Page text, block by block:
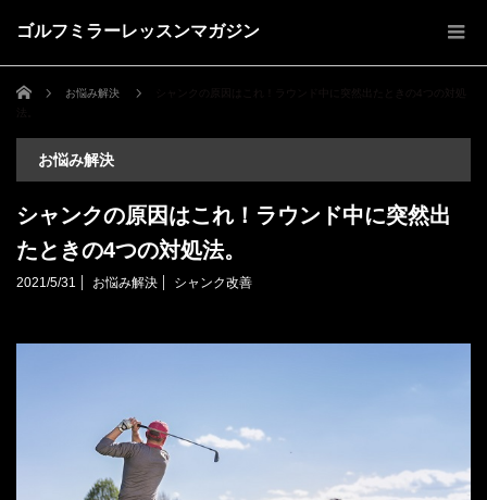
ゴルフミラーレッスンマガジン
ホーム お悩み解決
シャンクの原因はこれ！ラウンド中に突然出たときの4つの対処
お悩み解決
シャンクの原因はこれ！ラウンド中に突然出
たときの4つの対処法。
2021/5/31 お悩み解決 シャンク改善